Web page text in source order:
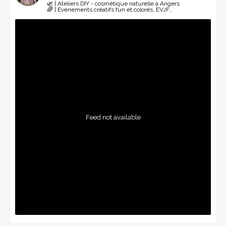
🌿 | Ateliers DIY - cosmétique naturelle à Angers
🌈 | Événements créatifs fun et colorés, EVJF…
Feed not available